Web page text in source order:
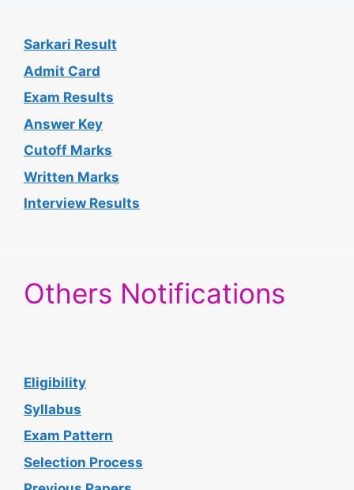
Sarkari Result
Admit Card
Exam Results
Answer Key
Cutoff Marks
Written Marks
Interview Results
Others Notifications
Eligibility
Syllabus
Exam Pattern
Selection Process